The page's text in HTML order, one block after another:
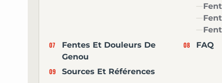
Fentes Et Douleurs De
Genou
FAQ
Sources Et Références